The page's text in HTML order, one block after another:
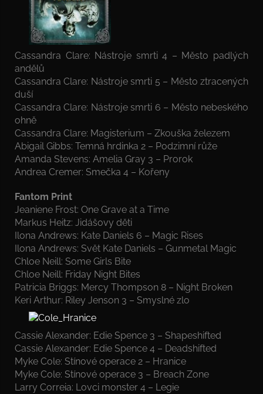
Cassandra Clare: Nástroje smrti 4 – Město padlých
andělů
Cassandra Clare: Nástroje smrti 5 – Město ztracených
duší
Cassandra Clare: Nástroje smrti 6 – Město nebeského
ohně
Cassandra Clare: Magisterium – Zkouška železem
Abigail Gibbs: Temná hrdinka 2 – Podzimní růže
Amanda Stevens: Amelia Gray 3 – Prorok
Andrea Cremer: Smečka 4 – Kořeny
Fantom Print
Jeaniene Frost: One Grave at a Time
Markus Heitz: Jidášovy děti
Ilona Andrews: Kate Daniels 6 – Magic Rises
Ilona Andrews: Svět Kate Daniels – Gunmetal Magic
Chloe Neill: Some Girls Bite
Chloe Neill: Friday Night Bites
Patricia Briggs: Mercy Thompson 8 – Night Broken
Keri Arthur: Riley Jenson 3 – Smyslné zlo
Cassie Alexander: Edie Spence 3 – Shapeshifted
Cassie Alexander: Edie Spence 4 – Deadshifted
Myke Cole: Stínové operace 2 – Hranice
Myke Cole: Stínové operace 3 – Breach Zone
Larry Correia: Lovci monster 4 – Legie